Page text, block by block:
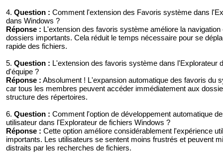
4. Question : Comment l'extension des Favoris système dans
dans Windows ?
Réponse : L'extension des favoris système améliore la
dossiers importants. Cela réduit le temps nécessaire pour se
rapide des fichiers.
5. Question : L'extension des favoris système dans l'Explorateur
d'équipe ?
Réponse : Absolument ! L'expansion automatique des favoris du
car tous les membres peuvent accéder immédiatement aux
structure des répertoires.
6. Question : Comment l'option de développement automatique
utilisateur dans l'Explorateur de fichiers Windows ?
Réponse : Cette option améliore considérablement l'expérience
importants. Les utilisateurs se sentent moins frustrés et peuvent
distraits par les recherches de fichiers.